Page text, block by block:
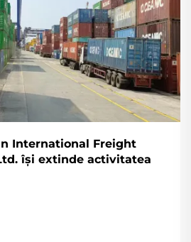
International Freight
își extinde activitatea